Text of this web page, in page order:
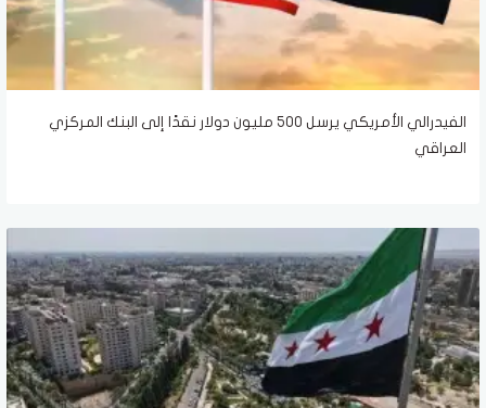
الفيدرالي الأمريكي يرسل 500 مليون دولار نقدًا إلى البنك المركزي
العراقي